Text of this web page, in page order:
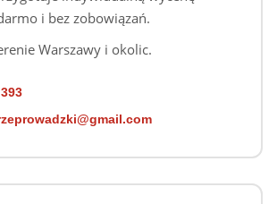
i bez zobowiązań.
Warszawy i okolic.